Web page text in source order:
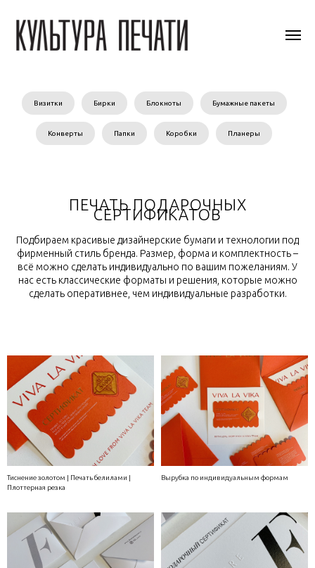
Визитки Бирки Блокноты Бумажные пакеты
Конверты Папки Коробки Планеры
ПЕЧАТЬ ПОДАРОЧНЫХ
СЕРТИФИКАТОВ
Подбираем красивые дизайнерские бумаги и технологии под
фирменный стиль бренда. Размер, форма и комплектность –
всё можно сделать индивидуально по вашим пожеланиям. У
нас есть классические форматы и решения, которые можно
сделать оперативнее, чем индивидуальные разработки.
Тиснение золотом | Печать белилами |
Плоттерная резка
Вырубка по индивидуальным формам